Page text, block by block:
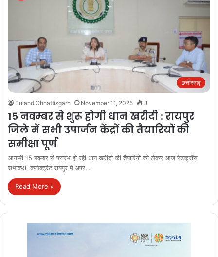
छत्तीसगढ़
Buland Chhattisgarh November 11, 2025 8
15 नवम्बर से शुरू होगी धान खरीदी : रायपुर
जिले में सभी उपार्जन केंद्रों की तैयारियों की
समीक्षा पूर्ण
आगामी 15 नवम्बर से प्रारंभ हो रही धान खरीदी की तैयारियों को लेकर आज रेडक्रॉस
सभाकक्ष, कलेक्ट्रेट रायपुर में अपर…
Read More »